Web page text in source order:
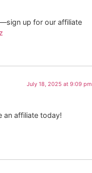
up for our affiliate
July 18, 2025 at 9:09 pm
an affiliate today!